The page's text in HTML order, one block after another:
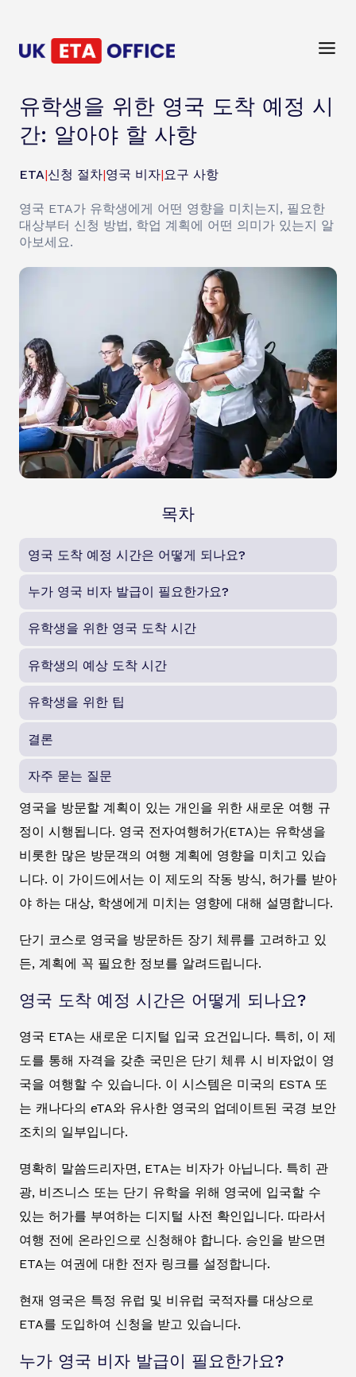
유학생을 위한 영국 도착 예정 시
간: 알아야 할 사항
ETA|신청 절차|영국 비자|요구 사항
영국 ETA가 유학생에게 어떤 영향을 미치는지, 필요한
대상부터 신청 방법, 학업 계획에 어떤 의미가 있는지 알
아보세요.
목차
영국 도착 예정 시간은 어떻게 되나요?
누가 영국 비자 발급이 필요한가요?
유학생을 위한 영국 도착 시간
유학생의 예상 도착 시간
유학생을 위한 팁
결론
자주 묻는 질문
영국을 방문할 계획이 있는 개인을 위한 새로운 여행 규
정이 시행됩니다. 영국 전자여행허가(ETA)는 유학생을
비롯한 많은 방문객의 여행 계획에 영향을 미치고 있습
니다. 이 가이드에서는 이 제도의 작동 방식, 허가를 받아
야 하는 대상, 학생에게 미치는 영향에 대해 설명합니다.
단기 코스로 영국을 방문하든 장기 체류를 고려하고 있
든, 계획에 꼭 필요한 정보를 알려드립니다.
영국 도착 예정 시간은 어떻게 되나요?
영국 ETA는 새로운 디지털 입국 요건입니다. 특히, 이 제
도를 통해 자격을 갖춘 국민은 단기 체류 시 비자없이 영
국을 여행할 수 있습니다. 이 시스템은 미국의 ESTA 또
는 캐나다의 eTA와 유사한 영국의 업데이트된 국경 보안
조치의 일부입니다.
명확히 말씀드리자면, ETA는 비자가 아닙니다. 특히 관
광, 비즈니스 또는 단기 유학을 위해 영국에 입국할 수
있는 허가를 부여하는 디지털 사전 확인입니다. 따라서
여행 전에 온라인으로 신청해야 합니다. 승인을 받으면
ETA는 여권에 대한 전자 링크를 설정합니다.
현재 영국은 특정 유럽 및 비유럽 국적자를 대상으로
ETA를 도입하여 신청을 받고 있습니다.
누가 영국 비자 발급이 필요한가요?